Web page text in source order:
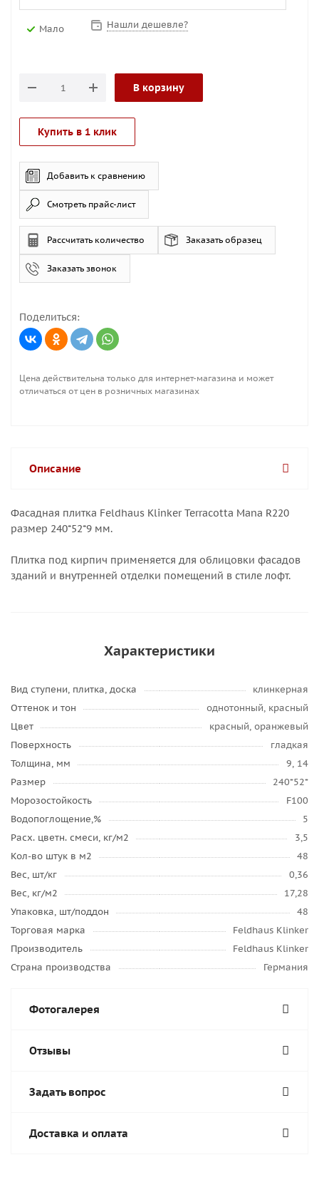
Мало Нашли дешевле?
В корзину
Купить в 1 клик
Смотреть прайс-лист
Добавить к сравнению
Рассчитать количество Заказать образец
Заказать звонок
Поделиться:
Цена действительна только для интернет-магазина и может
отличаться от цен в розничных магазинах
Описание
Фасадная плитка Feldhaus Klinker Terracotta Mana R220
размер 240*52*9 мм.
Плитка под кирпич применяется для облицовки фасадов
зданий и внутренней отделки помещений в стиле лофт.
Характеристики
Вид ступени, плитка, доска
клинкерная
Оттенок и тон
однотонный, красный
Цвет
красный, оранжевый
Поверхность
гладкая
Толщина, мм
9, 14
Размер
240*52*
Морозостойкость
F100
Водопоглощение,%
5
Расх. цветн. смеси, кг/м2
3,5
Кол-во штук в м2
48
Вес, шт/кг
0,36
Вес, кг/м2
17,28
Упаковка, шт/поддон
48
Торговая марка
Feldhaus Klinker
Производитель
Feldhaus Klinker
Страна производства
Германия
Фотогалерея
Отзывы
Задать вопрос
Доставка и оплата